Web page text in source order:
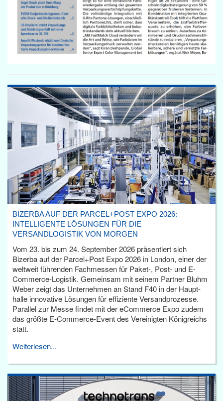
BIZERBA AUF DER PARCEL+POST EXPO 2026:
INTELLIGENTE LÖSUNGEN FÜR DIE
VERSANDLOGISTIK VON MORGEN
Vom 23. bis zum 24. September 2026 präsentiert sich
Bizerba auf der Parcel+Post Expo 2026 in London, einer der
weltweit führenden Fachmessen für Paket-, Post- und E-
Commerce-Logistik. Gemeinsam mit seinem Partner Bluhm
Weber zeigt das Unternehmen an Stand F40 in der Haupt­
halle innovative Lösungen für effiziente Versandprozesse.
Parallel zur Messe findet mit der eCommerce Expo zudem
das größte E-Commerce-Event des Vereinigten Königreichs
statt.
Weiterlesen...